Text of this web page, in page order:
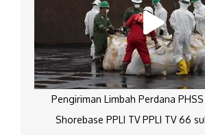
Pengiriman Limbah Perdana
Shorebase PPLI TV PPLI TV 66